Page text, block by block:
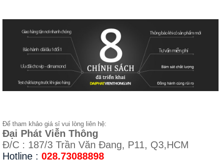
Để tham khảo giá sỉ vui lòng liên hệ:
Đại Phát Viễn Thông
Đ/C : 187/3 Trần Văn Đang, P11, Q3,HCM
Hotline : 028.73088898